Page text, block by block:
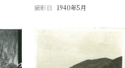
撮影日
1940年5月